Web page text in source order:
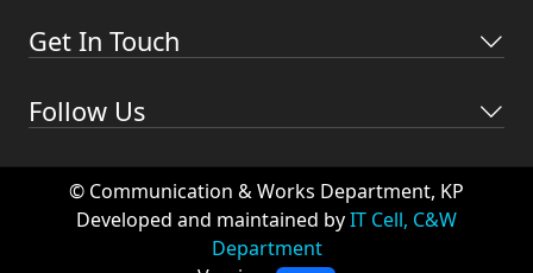
Get In Touch
Follow Us
© Communication & Works Department, KP
Developed and maintained byIT Cell, C&W
Department